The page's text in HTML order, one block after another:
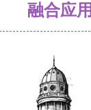
融合应用